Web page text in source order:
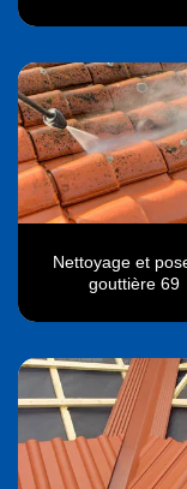
Nettoyage et
gouttière 69